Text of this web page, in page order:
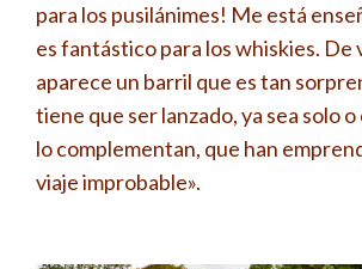
para los pusilánimes! Me está
es fantástico para los whiskies. De
aparece un barril que es tan
tiene que ser lanzado, ya sea solo
lo complementan, que han
viaje improbable».